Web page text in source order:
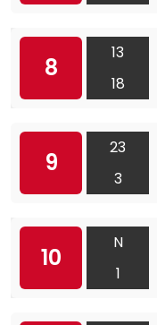
8
13
18
9
23
3
10
N
1